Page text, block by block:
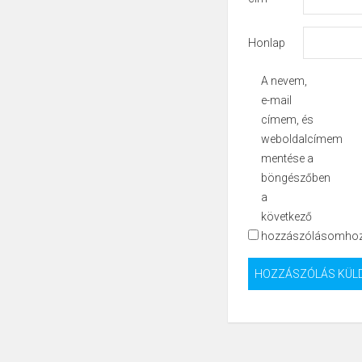
Honlap
A nevem,
e-mail
címem, és
weboldalcímem
mentése a
böngészőben
a
következő